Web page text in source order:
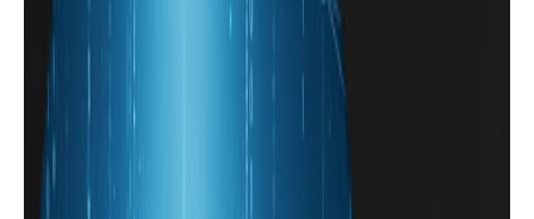
أحسن تطبيق لإستعادة الرسائل المحذوفة